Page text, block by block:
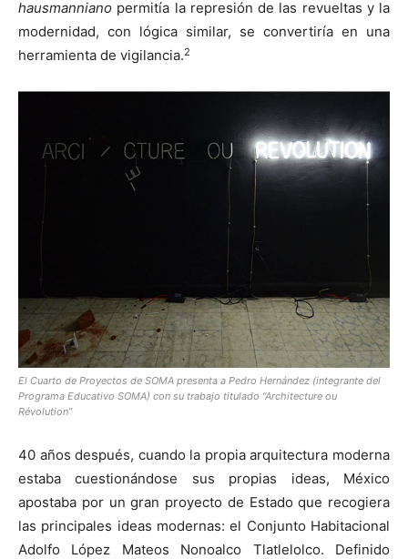
hausmanniano permitía la represión de las revueltas y la
modernidad, con lógica similar, se convertiría en una
herramienta de vigilancia.2
El Cuarto de Proyectos de SOMA presenta a Pedro Hernández (integrante del
Programa Educativo SOMA) con su trabajo titulado “Architecture ou
Révolution”
40 años después, cuando la propia arquitectura moderna
estaba cuestionándose sus propias ideas, México
apostaba por un gran proyecto de Estado que recogiera
las principales ideas modernas: el Conjunto Habitacional
Adolfo López Mateos Nonoalco Tlatlelolco. Definido